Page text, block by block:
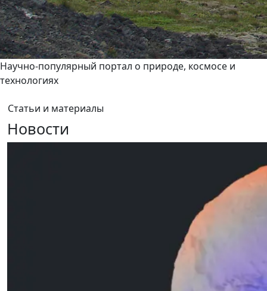
Научно-популярный портал о природе, космосе и
технологиях
Статьи и материалы
Новости